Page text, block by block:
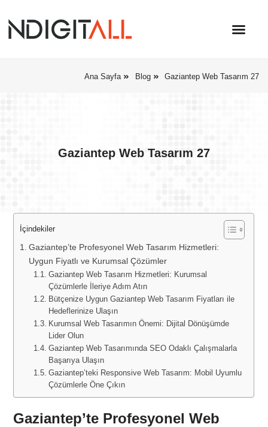
Ana Sayfa Blog Gaziantep Web Tasarım 27
Gaziantep Web Tasarım 27
İçindekiler
Gaziantep’te Profesyonel Web Tasarım Hizmetleri:
Uygun Fiyatlı ve Kurumsal Çözümler
Gaziantep Web Tasarım Hizmetleri: Kurumsal
Çözümlerle İleriye Adım Atın
Bütçenize Uygun Gaziantep Web Tasarım Fiyatları ile
Hedeflerinize Ulaşın
Kurumsal Web Tasarımın Önemi: Dijital Dönüşümde
Lider Olun
Gaziantep Web Tasarımında SEO Odaklı Çalışmalarla
Başarıya Ulaşın
Gaziantep’teki Responsive Web Tasarım: Mobil Uyumlu
Çözümlerle Öne Çıkın
Gaziantep’te Profesyonel Web